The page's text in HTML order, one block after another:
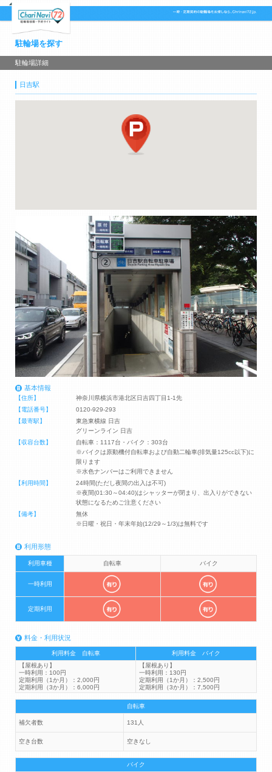
駐輪場を探す
駐輪場詳細
日吉駅
基本情報
【住所】
神奈川県横浜市港北区日吉四丁目1-1先
【電話番号】
0120-929-293
【最寄駅】
東急東横線 日吉
グリーンライン 日吉
【収容台数】
自転車：1117台・バイク：303台
※バイクは原動機付自転車および自動二輪車(排気量125cc以下)に
限ります
※水色ナンバーはご利用できません
【利用時間】
24時間(ただし夜間の出入は不可)
※夜間(01:30～04:40)はシャッターが閉まり、出入りができない
状態になるためご注意ください
【備考】
無休
※日曜・祝日・年末年始(12/29～1/3)は無料です
利用形態
利用車種 自転車 バイク
一時利用
定期利用
料金・利用状況
利用料金 自転車
利用料金 バイク
【屋根あり】
一時利用：100円
定期利用（1か月）：2,000円
定期利用（3か月）：6,000円
【屋根あり】
一時利用：130円
定期利用（1か月）：2,500円
定期利用（3か月）：7,500円
自転車
補欠者数 131人
空き台数 空きなし
バイク